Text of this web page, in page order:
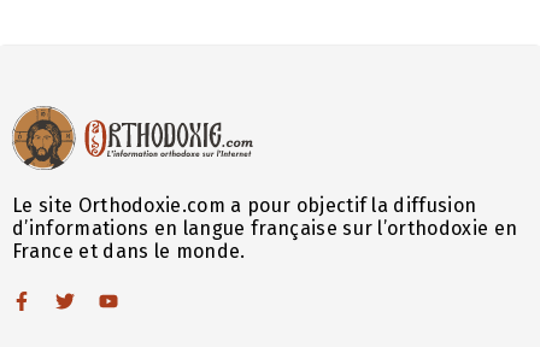
Le site Orthodoxie.com a pour objectif la diffusion
d’informations en langue française sur l’orthodoxie en
France et dans le monde.